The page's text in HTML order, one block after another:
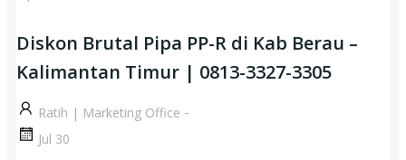
Diskon Brutal Pipa PP-R di Kab Berau –
Kalimantan Timur | 0813-3327-3305
Ratih | Marketing Office -
Jul 30